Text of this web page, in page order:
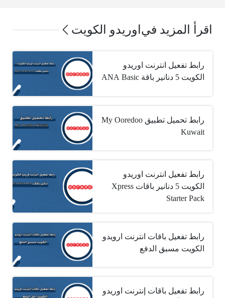
اقرأ المزيد في اوريدو الكويت
رابط تفعيل انترنت اوريدو
الكويت 5 دنانير باقة ‏ANA Basic
رابط تحميل تطبيق My Ooredoo
Kuwait
رابط تفعيل انترنت اوريدو
الكويت 5 دنانير باقات ‏Xpress
Starter Pack
رابط تفعيل باقات انترنت ارويدو
الكويت مسبق الدفع
رابط تفعيل باقات إنترنت اوريدو